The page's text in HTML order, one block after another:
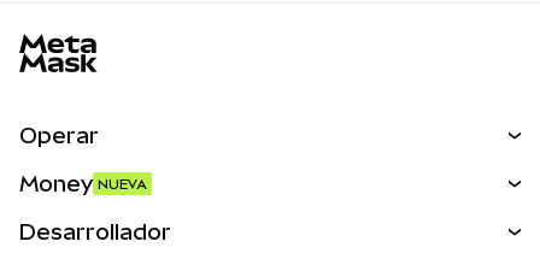
Operar
Money NUEVA
Desarrollador